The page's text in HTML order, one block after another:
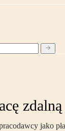
jako